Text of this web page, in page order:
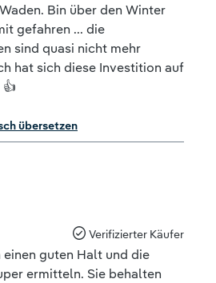
Bin über den Winter
gefahren ... die
sind quasi nicht mehr
hat sich diese Investition auf
übersetzen
Verifizierter Käufer
einen guten Halt und die
ermitteln. Sie behalten